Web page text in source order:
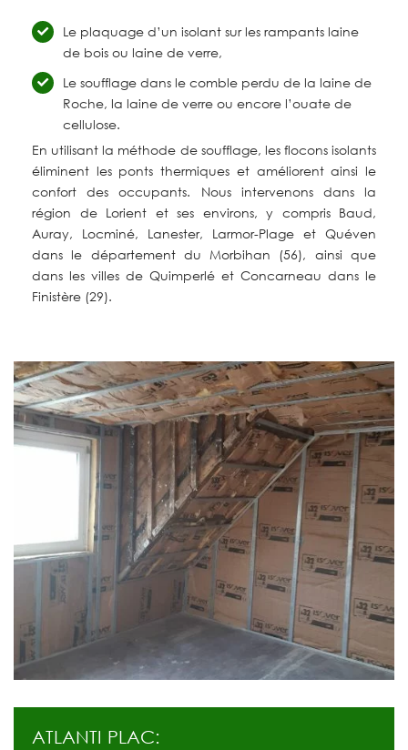
Le plaquage d’un isolant sur les rampants laine
de bois ou laine de verre,
Le soufflage dans le comble perdu de la laine de
Roche, la laine de verre ou encore l’ouate de
cellulose.
En utilisant la méthode de soufflage, les flocons isolants
éliminent les ponts thermiques et améliorent ainsi le
confort des occupants. Nous intervenons dans la
région de Lorient et ses environs, y compris Baud,
Auray, Locminé, Lanester, Larmor-Plage et Quéven
dans le département du Morbihan (56), ainsi que
dans les villes de Quimperlé et Concarneau dans le
Finistère (29).
ATLANTI PLAC: